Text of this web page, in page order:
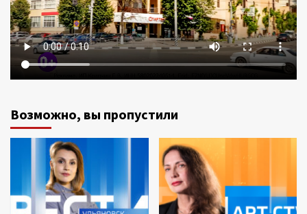
Возможно, вы пропустили